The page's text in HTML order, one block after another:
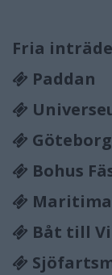
Fria
Paddan
Bohus
Båt till